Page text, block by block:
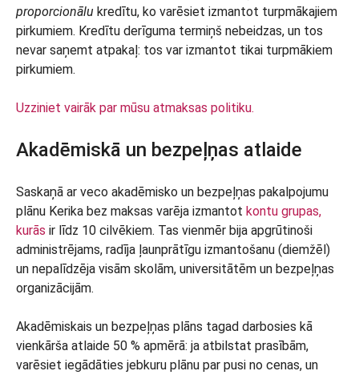
proporcionālu kredītu, ko varēsiet izmantot turpmākajiem
pirkumiem. Kredītu derīguma termiņš nebeidzas, un tos
nevar saņemt atpakaļ: tos var izmantot tikai turpmākiem
pirkumiem.
Uzziniet vairāk par mūsu atmaksas politiku.
Akadēmiskā un bezpeļņas atlaide
Saskaņā ar veco akadēmisko un bezpeļņas pakalpojumu
plānu Kerika bez maksas varēja izmantot kontu grupas,
kurās ir līdz 10 cilvēkiem. Tas vienmēr bija apgrūtinoši
administrējams, radīja ļaunprātīgu izmantošanu (diemžēl)
un nepalīdzēja visām skolām, universitātēm un bezpeļņas
organizācijām.
Akadēmiskais un bezpeļņas plāns tagad darbosies kā
vienkārša atlaide 50 % apmērā: ja atbilstat prasībām,
varēsiet iegādāties jebkuru plānu par pusi no cenas, un